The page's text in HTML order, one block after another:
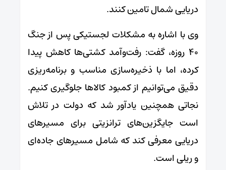
دریایی شمال تامین کنند.
وی با اشاره به مشکلات لجستیکی پس از جنگ
۴۰ روزه، گفت: رفت‌وآمد کشتی‌ها کاهش پیدا
کرده، اما با ذخیره‌سازی مناسب و برنامه‌ریزی
دقیق می‌توانیم از کمبود کالاها جلوگیری کنیم.
نجاتی همچنین یادآور شد که دولت در تلاش
است جایگزین‌های ترانزیتی برای مسیرهای
دریایی معرفی کند که شامل مسیرهای جاده‌ای
و ریلی است.